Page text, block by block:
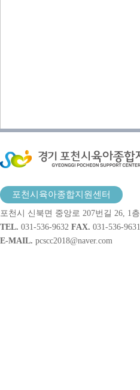
포천시육아종합지원센터
포천시 신북면 중앙로 207번길 26, 1층
TEL. 031-536-9632 FAX. 031-536-9631
E-MAIL. pcscc2018@naver.com